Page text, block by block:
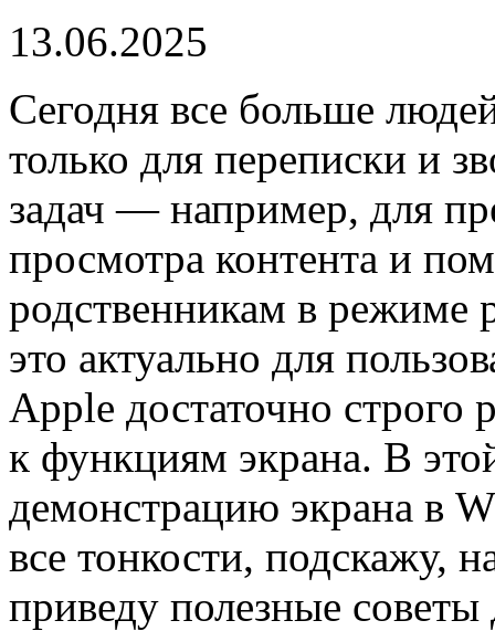
13.06.2025
Сегодня все больше
только для переписки и
задач — например, для
просмотра контента и
родственникам в режиме
это актуально для
Apple достаточно строго
к функциям экрана. В
демонстрацию экрана в
все тонкости, подскажу,
приведу полезные